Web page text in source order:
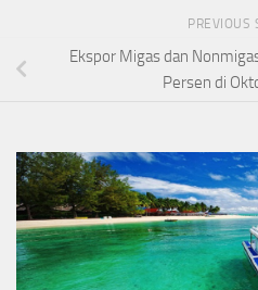
PREVIOUS
Ekspor Migas dan
Persen di